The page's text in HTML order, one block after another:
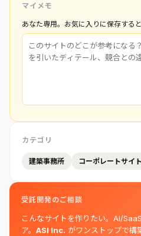
マイメモ
あなた専用。お気に入りに保存する
カテゴリ
建築事務所 コーポレートサイト
受託開発のご相談
こんなサイトを作りたい。AI/
ア。 ASI Inc. がワンストップで構